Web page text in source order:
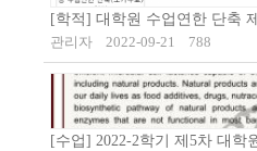
[학적] 대학원 수업연한 단축
관리자
2022-09-21 788
[수업] 2022-2학기 제5차 대학